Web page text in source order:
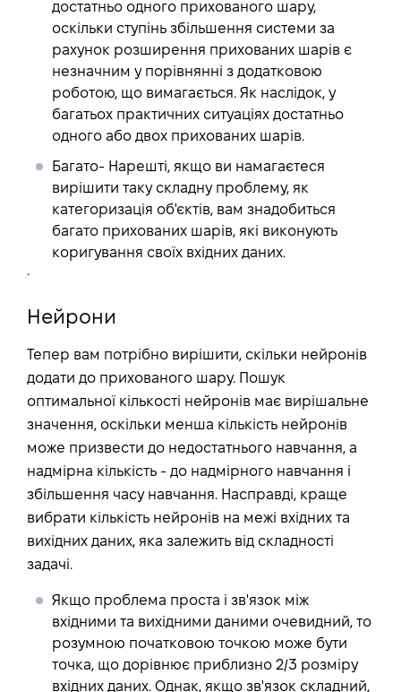
достатньо одного прихованого шару,
оскільки ступінь збільшення системи за
рахунок розширення прихованих шарів є
незначним у порівнянні з додатковою
роботою, що вимагається. Як наслідок, у
багатьох практичних ситуаціях достатньо
одного або двох прихованих шарів.
Багато- Нарешті, якщо ви намагаєтеся
вирішити таку складну проблему, як
категоризація об'єктів, вам знадобиться
багато прихованих шарів, які виконують
коригування своїх вхідних даних.
.
Нейрони
Тепер вам потрібно вирішити, скільки нейронів
додати до прихованого шару. Пошук
оптимальної кількості нейронів має вирішальне
значення, оскільки менша кількість нейронів
може призвести до недостатнього навчання, а
надмірна кількість - до надмірного навчання і
збільшення часу навчання. Насправді, краще
вибрати кількість нейронів на межі вхідних та
вихідних даних, яка залежить від складності
задачі.
Якщо проблема проста і зв'язок між
вхідними та вихідними даними очевидний, то
розумною початковою точкою може бути
точка, що дорівнює приблизно 2/3 розміру
вхідних даних. Однак, якщо зв'язок складний,